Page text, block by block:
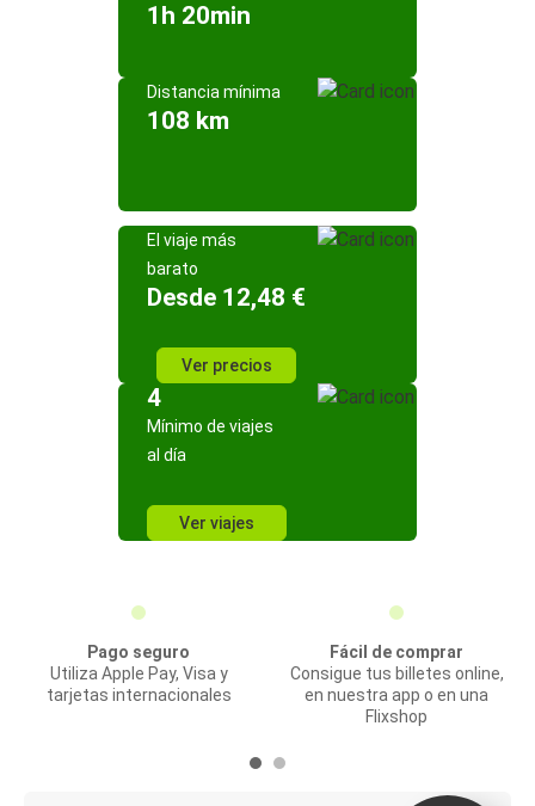
1h 20min
Distancia mínima
108 km
El viaje más
barato
Desde 12,48 €
Ver precios
4
Mínimo de viajes
al día
Ver viajes
Pago seguro
Utiliza Apple Pay, Visa y
tarjetas internacionales
Fácil de comprar
Consigue tus billetes online,
en nuestra app o en una
Flixshop